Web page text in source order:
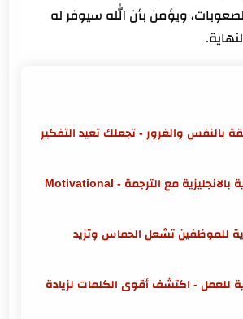
ويؤمن بأن الله سيوفر له
بالنفس والغرور - تجعلك تعيد التفكير
عبارات تحفيزية بالانجليزية مع الترجمة - Motivational
للموظفين تشعل الحماس وتزيد
للعمل - اكتشف أقوى الكلمات لزيادة